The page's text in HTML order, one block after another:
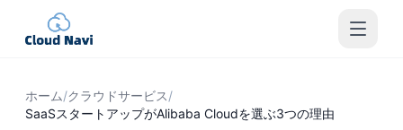
ホーム/クラウドサービス/
SaaSスタートアップがAlibaba Cloudを選ぶ3つの理由